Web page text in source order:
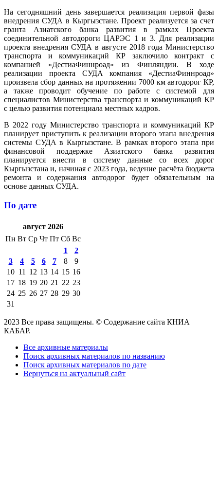
На сегодняшний день завершается реализация первой фазы
внедрения СУДА в Кыргызстане. Проект реализуется за счет
гранта Азиатского банка развития в рамках Проекта
соединительной автодороги ЦАРЭС 1 и 3. Для реализации
проекта внедрения СУДА в августе 2018 года Министерство
транспорта и коммуникаций КР заключило контракт с
компанией «ДестиаФиннроад» из Финляндии. В ходе
реализации проекта СУДА компания «ДестиаФиннроад»
произвела сбор данных на протяжении 7000 км автодорог КР,
а также проводит обучение по работе с системой для
специалистов Министерства транспорта и коммуникаций КР
с целью развития потенциала местных кадров.
В 2022 году Министерство транспорта и коммуникаций КР
планирует приступить к реализации второго этапа внедрения
системы СУДА в Кыргызстане. В рамках второго этапа при
финансовой поддержке Азиатского банка развития
планируется внести в систему данные со всех дорог
Кыргызстана и, начиная с 2023 года, ведение расчёта бюджета
ремонта и содержания автодорог будет обязательным на
основе данных СУДА.
По дате
август 2026
Пн Вт Ср Чт Пт Сб Вс
1
2
3
4 5 6 7 8
9
10 11 12 13 14 15 16
17 18 19 20 21 22 23
24 25 26 27 28 29 30
31
2023 Все права защищены. © Содержание сайта КНИА
КАБАР.
Все архивные материалы
Поиск архивных материалов по названию
Поиск архивных материалов по дате
Вернуться на актуальный сайт